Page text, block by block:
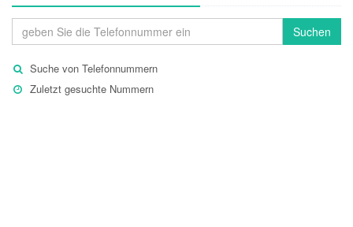
Suchen
Suche von Telefonnummern
Zuletzt gesuchte Nummern